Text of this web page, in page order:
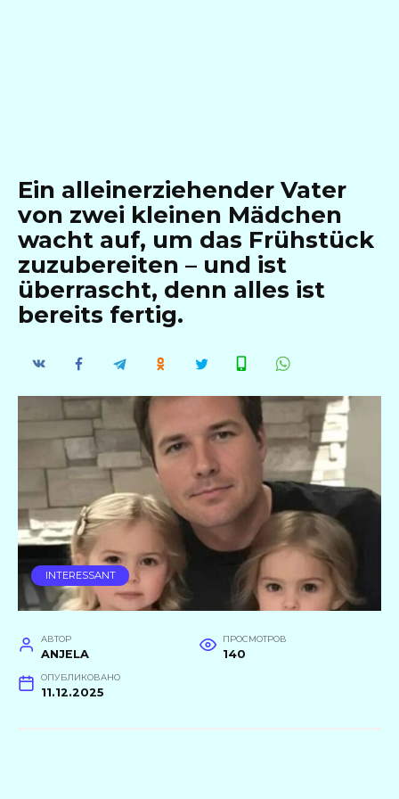
Ein alleinerziehender Vater
von zwei kleinen Mädchen
wacht auf, um das Frühstück
zuzubereiten – und ist
überrascht, denn alles ist
bereits fertig.
INTERESSANT
АВТОР
ANJELA
ПРОСМОТРОВ
140
ОПУБЛИКОВАНО
11.12.2025